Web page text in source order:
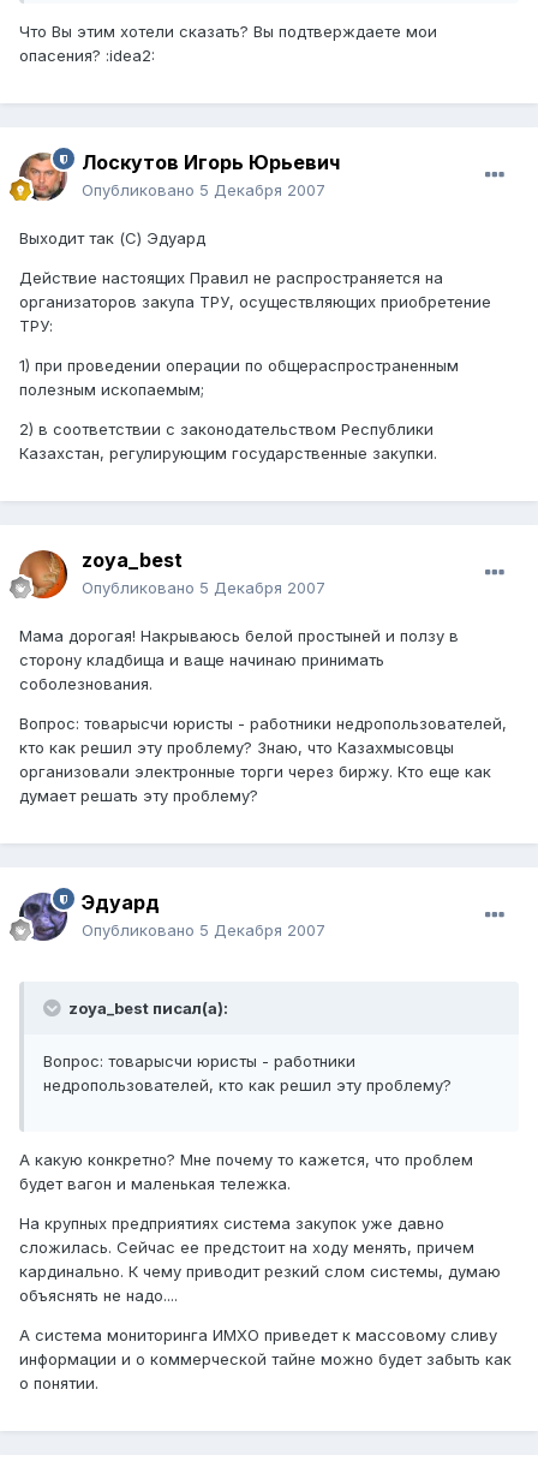
Что Вы этим хотели сказать? Вы подтверждаете мои
опасения? :idea2:
Лоскутов Игорь Юрьевич
Опубликовано 5 Декабря 2007
Выходит так (С) Эдуард
Действие настоящих Правил не распространяется на
организаторов закупа ТРУ, осуществляющих приобретение
ТРУ:
1) при проведении операции по общераспространенным
полезным ископаемым;
2) в соответствии с законодательством Республики
Казахстан, регулирующим государственные закупки.
zoya_best
Опубликовано 5 Декабря 2007
Мама дорогая! Накрываюсь белой простыней и ползу в
сторону кладбища и ваще начинаю принимать
соболезнования.
Вопрос: товарысчи юристы - работники недропользователей,
кто как решил эту проблему? Знаю, что Казахмысовцы
организовали электронные торги через биржу. Кто еще как
думает решать эту проблему?
Эдуард
Опубликовано 5 Декабря 2007
zoya_best писал(а):
Вопрос: товарысчи юристы - работники
недропользователей, кто как решил эту проблему?
А какую конкретно? Мне почему то кажется, что проблем
будет вагон и маленькая тележка.
На крупных предприятиях система закупок уже давно
сложилась. Сейчас ее предстоит на ходу менять, причем
кардинально. К чему приводит резкий слом системы, думаю
объяснять не надо....
А система мониторинга ИМХО приведет к массовому сливу
информации и о коммерческой тайне можно будет забыть как
о понятии.